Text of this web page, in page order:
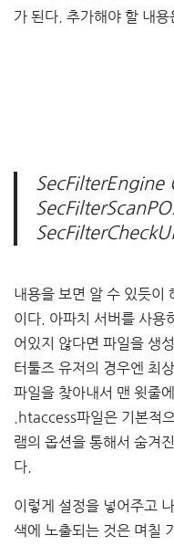
가 된다. 추가해야 할 내용
SecFilterEngine
내용을 보면 알 수 있듯이
이다. 아파치 서버를 사용
어있지 않다면 파일을 생
터툴즈 유저의 경우엔 최
파일을 찾아내서 맨 윗줄
.htaccess파일은 기본적
램의 옵션을 통해서 숨겨
다.
이렇게 설정을 넣어주고
색에 노출되는 것은 며칠